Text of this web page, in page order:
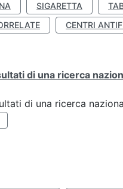
SIGARETTA
CENTRI
di una ricerca
di una ricerca